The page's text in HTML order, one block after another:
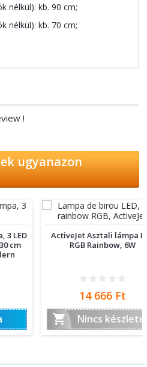
nélkül): kb. 90 cm;
nélkül): kb. 70 cm;
!
ugyanazon
ActiveJet Asztali lámpa LED
RGB Rainbow, 6W
14 666 Ft
Nincs készleten